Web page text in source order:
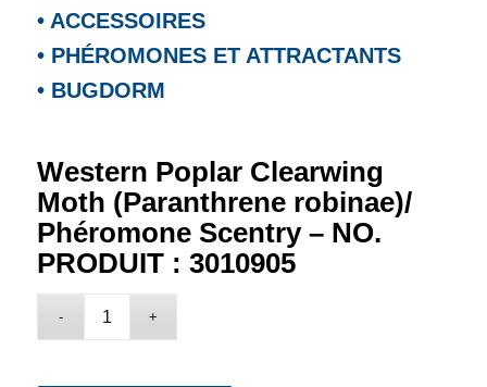
• ACCESSOIRES
• PHÉROMONES ET ATTRACTANTS
• BUGDORM
Western Poplar Clearwing
Moth (Paranthrene robinae)/
Phéromone Scentry – NO.
PRODUIT : 3010905